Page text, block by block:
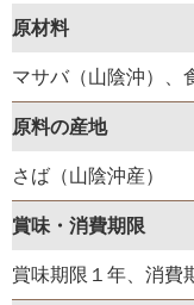
原材料
マサバ（山陰沖）、
原料の産地
さば（山陰沖産）
賞味・消費期限
賞味期限１年、消費